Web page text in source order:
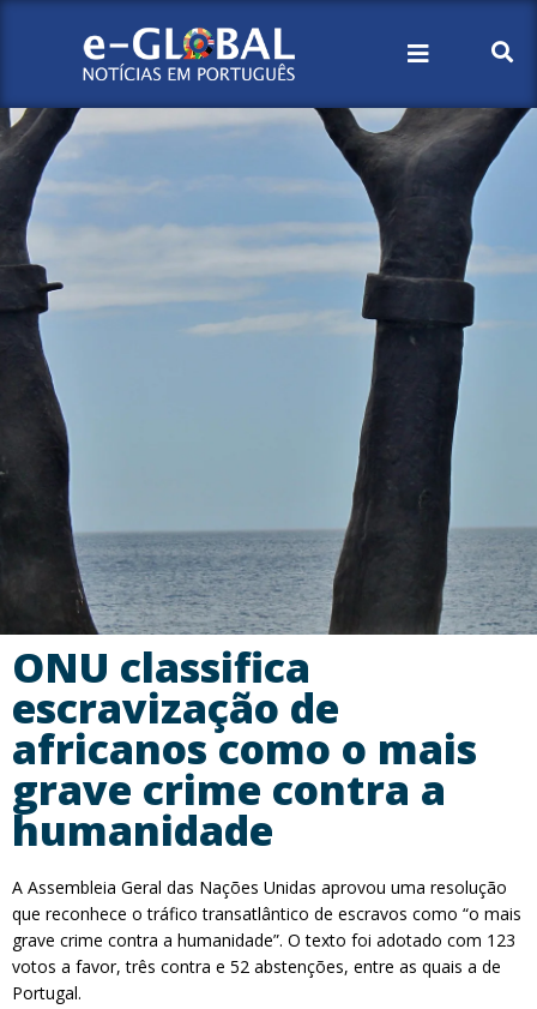
ONU classifica
escravização de
africanos como o mais
grave crime contra a
humanidade
A Assembleia Geral das Nações Unidas aprovou uma resolução
que reconhece o tráfico transatlântico de escravos como “o mais
grave crime contra a humanidade”. O texto foi adotado com 123
votos a favor, três contra e 52 abstenções, entre as quais a de
Portugal.